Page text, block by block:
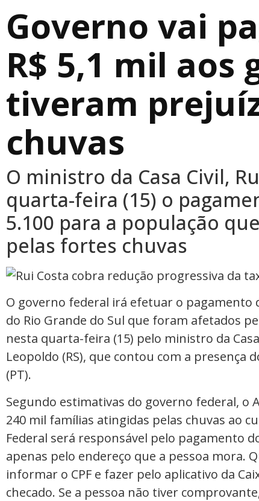
Governo vai
R$ 5,1 mil aos
tiveram
chuvas
O ministro da Casa Civil,
quarta-feira (15) o
5.100 para a população
pelas fortes chuvas
O governo federal irá efetuar o pagamento
do Rio Grande do Sul que foram afetados
nesta quarta-feira (15) pelo ministro da
Leopoldo (RS), que contou com a presença
(PT).
Segundo estimativas do governo federal, o
240 mil famílias atingidas pelas chuvas ao
Federal será responsável pelo pagamento
apenas pelo endereço que a pessoa mora.
informar o CPF e fazer pelo aplicativo da
checado. Se a pessoa não tiver